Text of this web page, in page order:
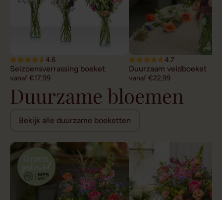
4.6
Seizoensverrassing boeket
vanaf €17,99
4.7
Duurzaam veldboeket
vanaf €22,99
Duurzame bloemen
Bekijk alle duurzame boeketten